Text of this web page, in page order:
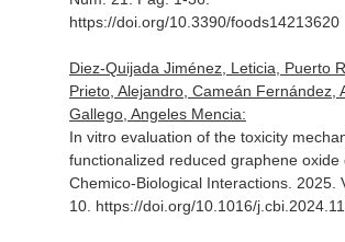
https://doi.org/10.3390/foods14213620
Diez-Quijada Jiménez, Leticia, Puerto
Prieto, Alejandro, Cameán Fernández,
Gallego, Angeles Mencia:
In vitro evaluation of the toxicity
functionalized reduced graphene oxide
Chemico-Biological Interactions. 2025.
10. https://doi.org/10.1016/